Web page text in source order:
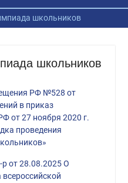
школьников
школьников
РФ №528 от
в приказ
от 27 ноября 2020 г.
проведения
от 28.08.2025 О